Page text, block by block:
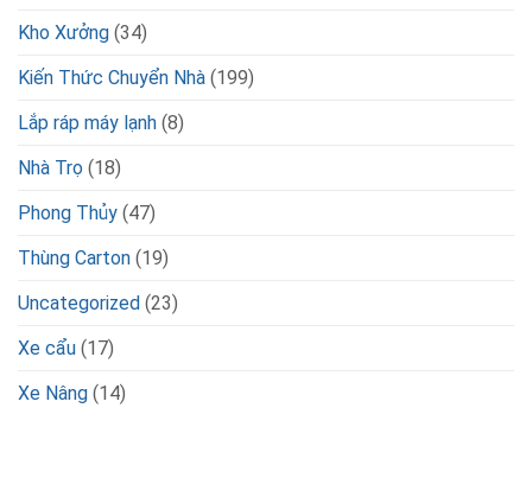
Kho Xưởng (34)
Kiến Thức Chuyển Nhà (199)
Lắp ráp máy lạnh (8)
Nhà Trọ (18)
Phong Thủy (47)
Thùng Carton (19)
Uncategorized (23)
Xe cẩu (17)
Xe Nâng (14)